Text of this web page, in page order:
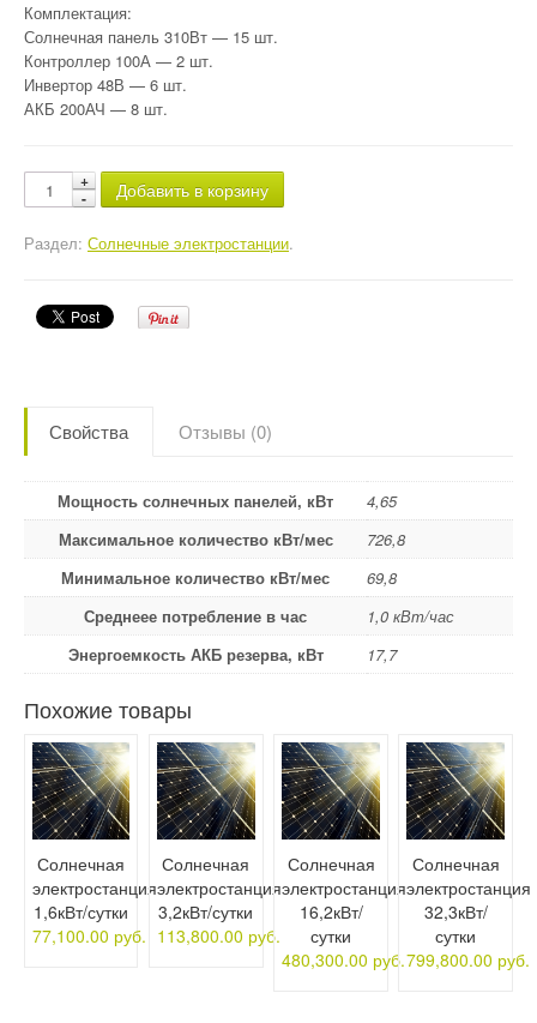
Комплектация:
Солнечная панель 310Вт — 15 шт.
Контроллер 100А — 2 шт.
Инвертор 48В — 6 шт.
АКБ 200АЧ — 8 шт.
Добавить в корзину
Раздел: Солнечные электростанции.
Свойства Отзывы (0)
Мощность солнечных панелей, кВт
4,65
Максимальное количество кВт/мес
726,8
Минимальное количество кВт/мес
69,8
Среднеее потребление в час
1,0 кВт/час
Энергоемкость АКБ резерва, кВт
17,7
Похожие товары
Солнечная
электростанция
1,6кВт/сутки
77,100.00 руб.
Солнечная
электростанция
3,2кВт/сутки
113,800.00 руб.
Солнечная
электростанция
16,2кВт/
сутки
480,300.00 руб.
Солнечная
электростанция
32,3кВт/
сутки
799,800.00 руб.